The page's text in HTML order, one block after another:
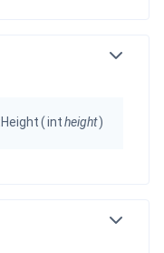
(intheight)